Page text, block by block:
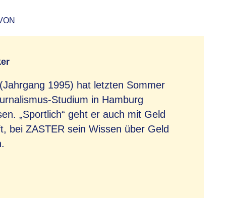
1995) hat letzten Sommer
Studium in Hamburg
„Sportlich“ geht er auch mit Geld
bei ZASTER sein Wissen über Geld